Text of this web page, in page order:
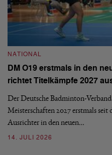
NATIONAL
DM O19 erstmals in den
richtet Titelkämpfe 2027
Der Deutsche Badminton-
Meisterschaften 2027 erstmals
Ausrichter in den neuen…
14. JULI 2026